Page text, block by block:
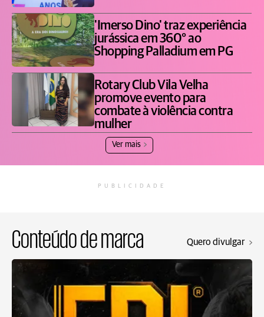
'Imerso Dino' traz experiência
jurássica em 360° ao
Shopping Palladium em PG
Rotary Club Vila Velha
promove evento para
combate à violência contra
mulher
Ver mais
PUBLICIDADE
Conteúdo de marca Quero divulgar